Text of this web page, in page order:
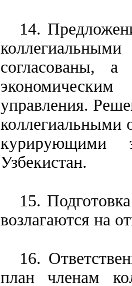
14.
согласованы,
управления.
коллегиальными
курирующими
Узбекистан.
15.
возлагаются на
16.
план членам